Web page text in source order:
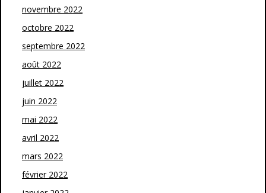
novembre 2022
octobre 2022
septembre 2022
août 2022
juillet 2022
juin 2022
mai 2022
avril 2022
mars 2022
février 2022